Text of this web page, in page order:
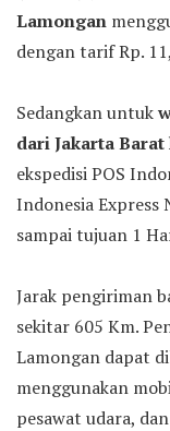
Lamongan
dengan tarif Rp.
Sedangkan untuk
dari Jakarta
ekspedisi POS
Indonesia Express
sampai tujuan 1
Jarak pengiriman
sekitar 605 Km.
Lamongan dapat
menggunakan
pesawat udara,